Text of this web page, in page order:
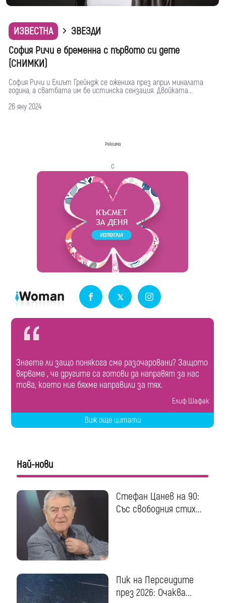
ИЗВЕСТНА
ЗВЕЗДИ
София Ричи е бременна с първото си дете
(СНИМКИ)
София Ричи и Елиът Грейндж се ожениха през април миналата
година, а сватбата им бе истинска сензация. Двойката...
26 яну 2024
Реклама
с
Знаете ли защо понякога сме разочаровани? Защото
вярваме , че другите са готови да направят за нас
това, което ние бяхме направили за тях.
Елиф Шафак
Виж още цитати
Най-нови
Стефан Цанев на 90:
Със свободния стих...
Пик на Персеидите
през 2026: Очаква...